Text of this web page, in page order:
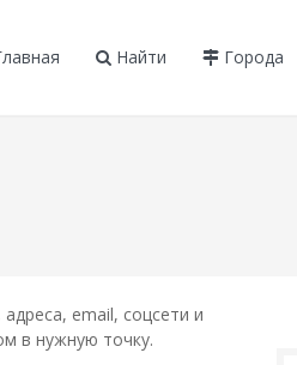
Найти Города
email, соцсети и
в нужную точку.